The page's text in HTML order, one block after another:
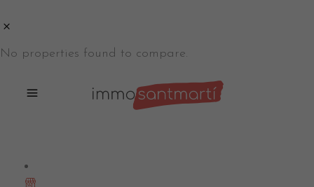
No properties found to compare.